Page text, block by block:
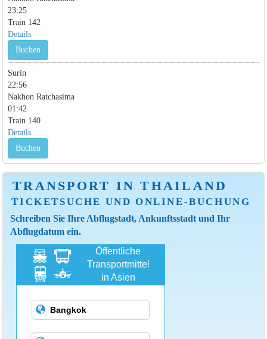
23:25
Train 142
Details
Buchen
Surin
22:56
Nakhon Ratchasima
01:42
Train 140
Details
Buchen
TRANSPORT IN THAILAND
TICKETSUCHE UND ONLINE-BUCHUNG
Schreiben Sie Ihre Abflugstadt, Ankunftsstadt und Ihr
Abflugdatum ein.
Öffentliche
Transportmittel
in Asien